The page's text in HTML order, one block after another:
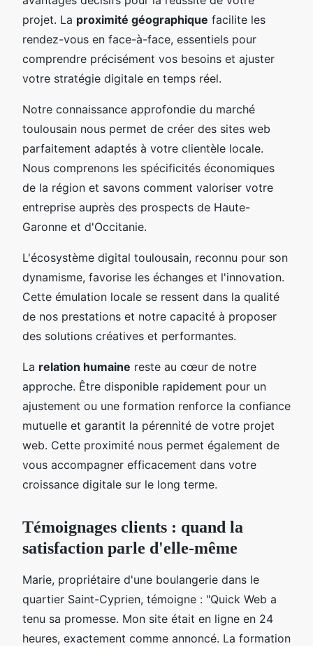
projet. La proximité géographique facilite les
rendez-vous en face-à-face, essentiels pour
comprendre précisément vos besoins et ajuster
votre stratégie digitale en temps réel.
Notre connaissance approfondie du marché
toulousain nous permet de créer des sites web
parfaitement adaptés à votre clientèle locale.
Nous comprenons les spécificités économiques
de la région et savons comment valoriser votre
entreprise auprès des prospects de Haute-
Garonne et d'Occitanie.
L'écosystème digital toulousain, reconnu pour son
dynamisme, favorise les échanges et l'innovation.
Cette émulation locale se ressent dans la qualité
de nos prestations et notre capacité à proposer
des solutions créatives et performantes.
La relation humaine reste au cœur de notre
approche. Être disponible rapidement pour un
ajustement ou une formation renforce la confiance
mutuelle et garantit la pérennité de votre projet
web. Cette proximité nous permet également de
vous accompagner efficacement dans votre
croissance digitale sur le long terme.
Témoignages clients : quand la
satisfaction parle d'elle-même
Marie, propriétaire d'une boulangerie dans le
quartier Saint-Cyprien, témoigne : "Quick Web a
tenu sa promesse. Mon site était en ligne en 24
heures, exactement comme annoncé. La formation